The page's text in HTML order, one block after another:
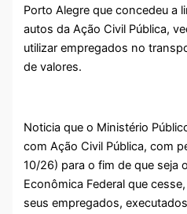
Porto Alegre que concedeu a
autos da Ação Civil Pública,
utilizar empregados no
de valores.
Noticia que o Ministério
com Ação Civil Pública, com
10/26) para o fim de que seja
Econômica Federal que
seus empregados,